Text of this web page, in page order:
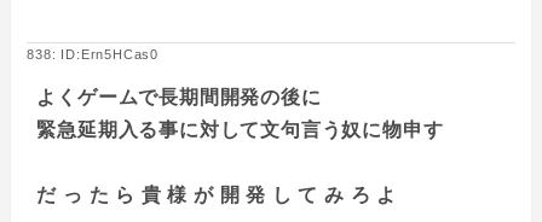
838: ID:Ern5HCas0
よくゲームで長期間開発の後に
緊急延期入る事に対して文句言う奴に物申す
だ っ た ら 貴 様 が 開 発 し て み ろ よ